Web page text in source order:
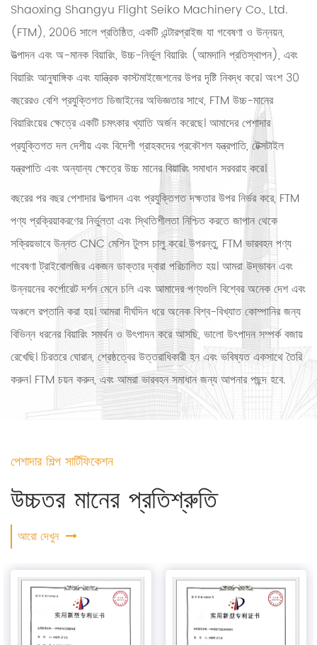
Shaoxing Shangyu Flight Seiko Machinery Co., Ltd.
(FTM), 2006 সালে প্রতিষ্ঠিত, একটি এন্টারপ্রাইজ যা গবেষণা ও উন্নয়ন,
উত্পাদন এবং অ-মানক বিয়ারিং, উচ্চ-নির্ভুল বিয়ারিং (আমদানি প্রতিস্থাপন), এবং
বিয়ারিং আনুষাঙ্গিক এবং যান্ত্রিক কাস্টমাইজেশনের উপর দৃষ্টি নিবদ্ধ করে। অংশ 30
বছরেরও বেশি প্রযুক্তিগত ডিজাইনের অভিজ্ঞতার সাথে, FTM উচ্চ-মানের
বিয়ারিংয়ের ক্ষেত্রে একটি চমৎকার খ্যাতি অর্জন করেছে। আমাদের পেশাদার
প্রযুক্তিগত দল দেশীয় এবং বিদেশী গ্রাহকদের প্রকৌশল যন্ত্রপাতি, টেক্সটাইল
যন্ত্রপাতি এবং অন্যান্য ক্ষেত্রে উচ্চ মানের বিয়ারিং সমাধান সরবরাহ করে।
বছরের পর বছর পেশাদার উত্পাদন এবং প্রযুক্তিগত দক্ষতার উপর নির্ভর করে, FTM
পণ্য প্রক্রিয়াকরণের নির্ভুলতা এবং স্থিতিশীলতা নিশ্চিত করতে জাপান থেকে
সক্রিয়ভাবে উন্নত CNC মেশিন টুলস চালু করে। উপরন্তু, FTM ভারবহন পণ্য
গবেষণা ট্রাইবোলজির একজন ডাক্তার দ্বারা পরিচালিত হয়। আমরা উদ্ভাবন এবং
উন্নয়নের কর্পোরেট দর্শন মেনে চলি এবং আমাদের পণ্যগুলি বিশ্বের অনেক দেশ এবং
অঞ্চলে রপ্তানি করা হয়। আমরা দীর্ঘদিন ধরে অনেক বিশ্ব-বিখ্যাত কোম্পানির জন্য
বিভিন্ন ধরনের বিয়ারিং সমর্থন ও উৎপাদন করে আসছি, ভালো উৎপাদন সম্পর্ক বজায়
রেখেছি। চিরতরে ঘোরান, শ্রেষ্ঠত্বের উত্তরাধিকারী হন এবং ভবিষ্যত একসাথে তৈরি
করুন। FTM চয়ন করুন, এবং আমরা ভারবহন সমাধান জন্য আপনার পছন্দ হবে.
পেশাদার শিল্প সার্টিফিকেশন
উচ্চতর মানের প্রতিশ্রুতি
আরো দেখুন